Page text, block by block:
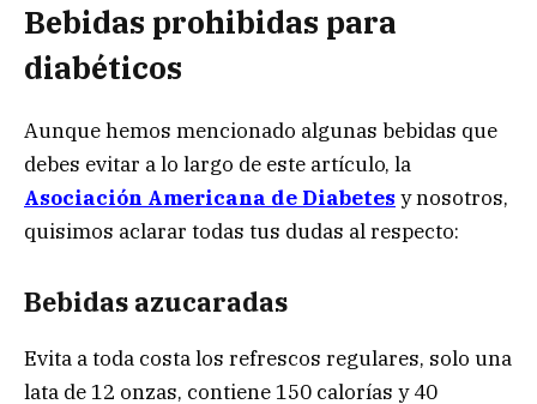
Bebidas prohibidas para
diabéticos
Aunque hemos mencionado algunas bebidas que
debes evitar a lo largo de este artículo, la
Asociación Americana de Diabetes y nosotros,
quisimos aclarar todas tus dudas al respecto:
Bebidas azucaradas
Evita a toda costa los refrescos regulares, solo una
lata de 12 onzas, contiene 150 calorías y 40